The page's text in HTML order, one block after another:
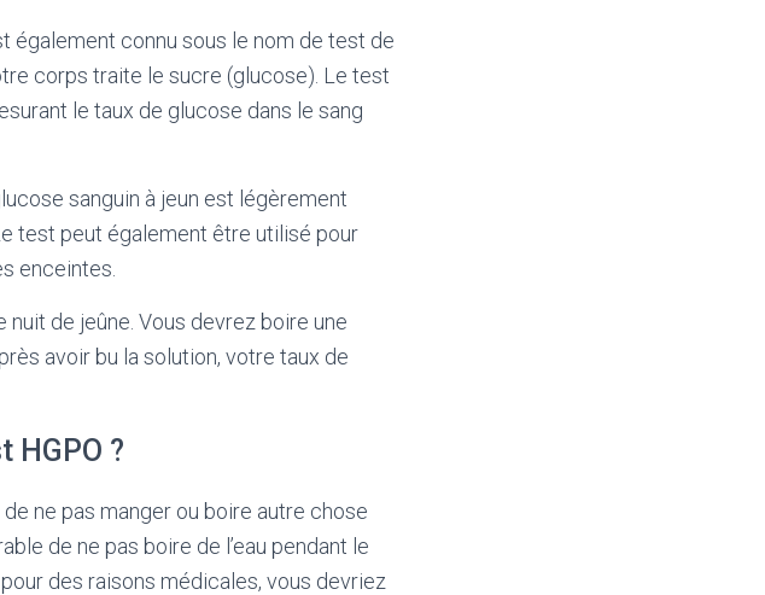
également connu sous le nom de test de
corps traite le sucre (glucose). Le test
le taux de glucose dans le sang
sanguin à jeun est légèrement
test peut également être utilisé pour
enceintes.
de jeûne. Vous devrez boire une
avoir bu la solution, votre taux de
HGPO ?
ne pas manger ou boire autre chose
de ne pas boire de l’eau pendant le
des raisons médicales, vous devriez